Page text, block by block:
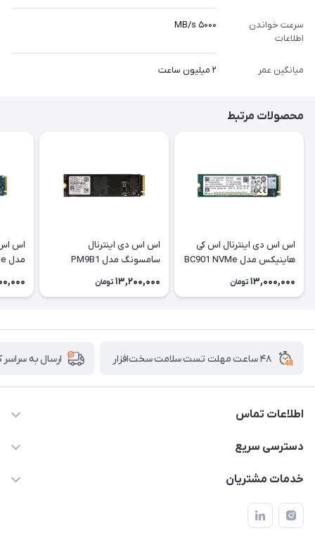
سرعت خواندن
اطلاعات
۵۰۰۰ MB/s
میانگین عمر ۲ میلیون ساعت
محصولات مرتبط
اس اس دی اینترنال اس کی
هاینیکس مدل BC901 NVMe
13,000,000 تومان
اس اس دی اینترنال
سامسونگ مدل PM9B1
13,200,000 تومان
اس اس
۴۸ ساعت مهلت تست سلامت سخت‌افزار ارسال به
اطلاعات تماس
02122913967
۲۳، طبقه سوم
دسترسی سریع
لیست محصولات
حساب کاربری
خدمات مشتریان
قوانین و مقررات
حریم خصوصی